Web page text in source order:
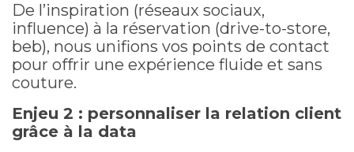
De l’inspiration (réseaux sociaux,
influence) à la réservation (drive-to-store,
beb), nous unifions vos points de contact
pour offrir une expérience fluide et sans
couture.
Enjeu 2 : personnaliser la relation client
grâce à la data